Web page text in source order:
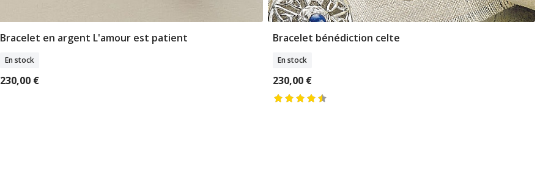
Ajouter Au Panier
Bracelet en argent L'amour est patient
En stock
230,00 €
Ajouter Au Panier
Bracelet bénédiction celte
En stock
230,00 €